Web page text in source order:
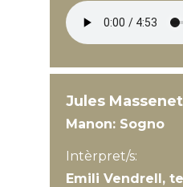
Jules Massenet
Manon: Sogno
Intèrpret/s:
Emili Vendrell,